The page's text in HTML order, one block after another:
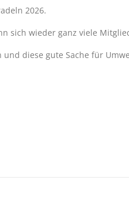
2026.
sich wieder ganz viele
diese gute Sache für